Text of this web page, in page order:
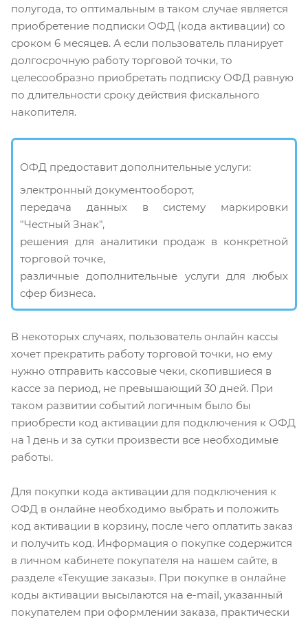
полугода, то оптимальным в таком случае является
приобретение подписки ОФД (кода активации) со
сроком 6 месяцев. А если пользователь планирует
долгосрочную работу торговой точки, то
целесообразно приобретать подписку ОФД равную
по длительности сроку действия фискального
накопителя.
ОФД предоставит дополнительные услуги:
электронный документооборот,
передача данных в систему маркировки
"Честный Знак",
решения для аналитики продаж в конкретной
торговой точке,
различные дополнительные услуги для любых
сфер бизнеса.
В некоторых случаях, пользователь онлайн кассы
хочет прекратить работу торговой точки, но ему
нужно отправить кассовые чеки, скопившиеся в
кассе за период, не превышающий 30 дней. При
таком развитии событий логичным было бы
приобрести код активации для подключения к ОФД
на 1 день и за сутки произвести все необходимые
работы.
Для покупки кода активации для подключения к
ОФД в онлайне необходимо выбрать и положить
код активации в корзину, после чего оплатить заказ
и получить код. Информация о покупке содержится
в личном кабинете покупателя на нашем сайте, в
разделе «Текущие заказы». При покупке в онлайне
коды активации высылаются на e-mail, указанный
покупателем при оформлении заказа, практически